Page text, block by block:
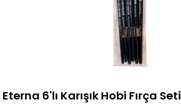
Eterna 6'lı Karışık Hobi Fırça Seti